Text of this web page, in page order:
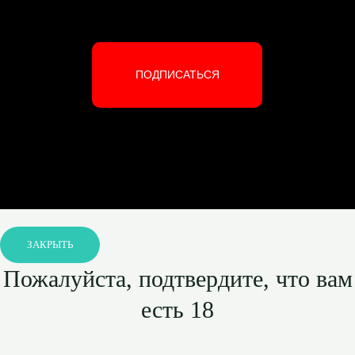
ПОДПИСАТЬСЯ
ЗАКРЫТЬ
Пожалуйста, подтвердите, что вам
есть 18